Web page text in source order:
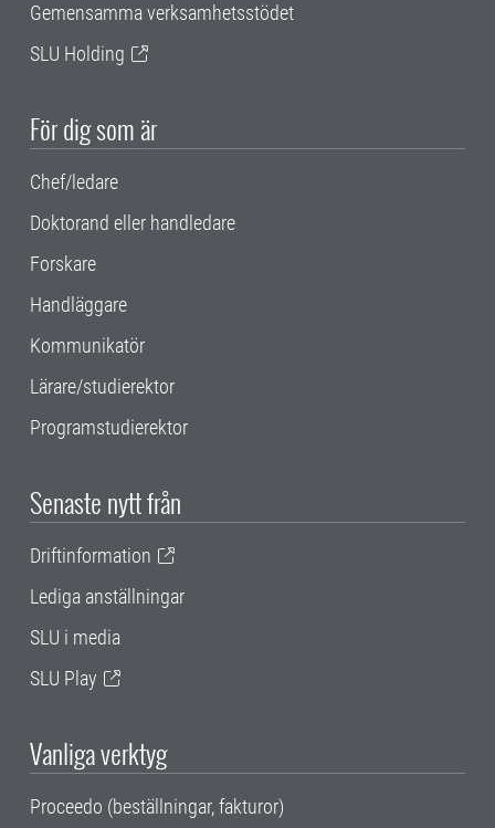
Gemensamma verksamhetsstödet
SLU Holding
För dig som är
Chef/ledare
Doktorand eller handledare
Forskare
Handläggare
Kommunikatör
Lärare/studierektor
Programstudierektor
Senaste nytt från
Driftinformation
Lediga anställningar
SLU i media
SLU Play
Vanliga verktyg
Proceedo (beställningar, fakturor)